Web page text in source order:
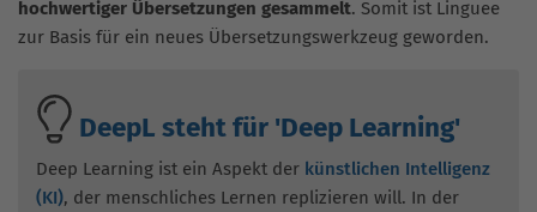
hochwertiger Übersetzungen gesammelt. Somit ist Linguee
zur Basis für ein neues Übersetzungswerkzeug geworden.
DeepL steht für 'Deep Learning'
Deep Learning ist ein Aspekt der künstlichen Intelligenz
(KI), der menschliches Lernen replizieren will. In der